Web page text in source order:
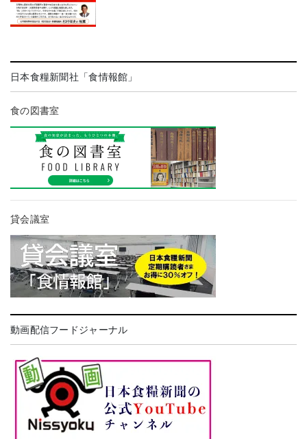
日本食糧新聞社「食情報館」
食の図書室
貸会議室
動画配信フードジャーナル